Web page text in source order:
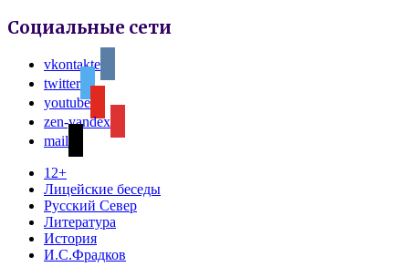
Социальные сети
vkontakte
twitter
youtube
zen-yandex
mail
12+
Лицейские беседы
Русский Север
Литература
История
И.С.Фрадков